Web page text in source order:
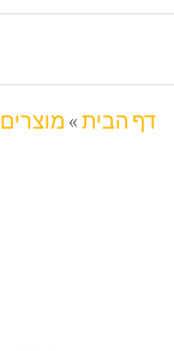
דף הבית» מוצרים